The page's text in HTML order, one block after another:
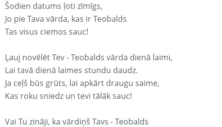
Šodien datums ļoti zīmīgs,
Jo pie Tava vārda, kas ir Teobalds
Tas visus ciemos sauc!
Ļauj novēlēt Tev - Teobalds vārda dienā laimi,
Lai tavā dienā laimes stundu daudz.
Ja ceļš būs grūts, lai apkārt draugu saime,
Kas roku sniedz un tevi tālāk sauc!
Vai Tu zināji, ka vārdiņš Tavs - Teobalds